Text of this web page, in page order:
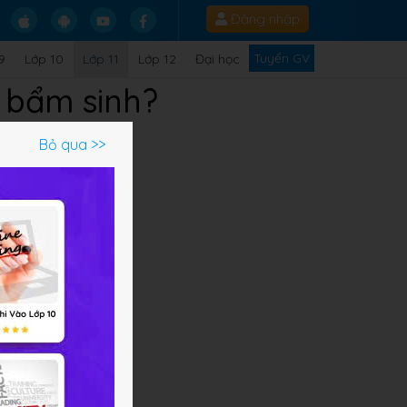
Đăng nhập
Lớp 10 Lớp 11 Lớp 12 Đại học Tuyển GV
sinh?
Bỏ qua >>